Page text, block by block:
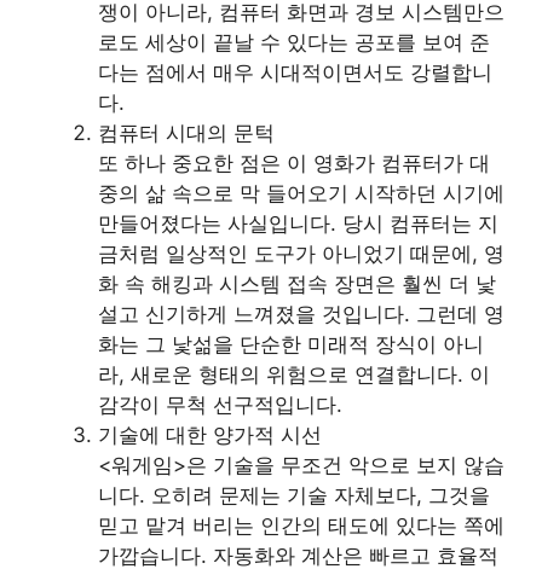
쟁이 아니라, 컴퓨터 화면과 경보 시스템만으
로도 세상이 끝날 수 있다는 공포를 보여 준
다는 점에서 매우 시대적이면서도 강렬합니
다.
컴퓨터 시대의 문턱
또 하나 중요한 점은 이 영화가 컴퓨터가 대
중의 삶 속으로 막 들어오기 시작하던 시기에
만들어졌다는 사실입니다. 당시 컴퓨터는 지
금처럼 일상적인 도구가 아니었기 때문에, 영
화 속 해킹과 시스템 접속 장면은 훨씬 더 낯
설고 신기하게 느껴졌을 것입니다. 그런데 영
화는 그 낯섦을 단순한 미래적 장식이 아니
라, 새로운 형태의 위험으로 연결합니다. 이
감각이 무척 선구적입니다.
기술에 대한 양가적 시선
<워게임>은 기술을 무조건 악으로 보지 않습
니다. 오히려 문제는 기술 자체보다, 그것을
믿고 맡겨 버리는 인간의 태도에 있다는 쪽에
가깝습니다. 자동화와 계산은 빠르고 효율적